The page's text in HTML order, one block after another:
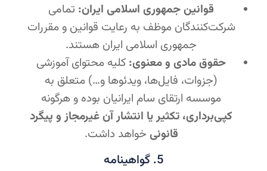
قوانین جمهوری اسلامی ایران: تمامی
شرکت‌کنندگان موظف به رعایت قوانین و مقررات
جمهوری اسلامی ایران هستند.
حقوق مادی و معنوی: کلیه محتوای آموزشی
(جزوات، فایل‌ها، ویدئوها و…) متعلق به
موسسه ارتقای سام ایرانیان بوده و هرگونه
کپی‌برداری، تکثیر یا انتشار آن غیرمجاز و پیگرد
قانونی خواهد داشت.
5. گواهینامه